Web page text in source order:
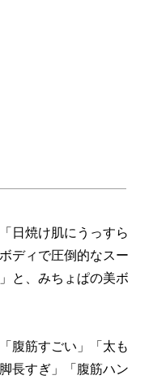
日焼け肌にうっすら
ディで圧倒的なスー
と、みちょぱの美ボ
腹筋すごい」「太も
長すぎ」「腹筋ハン